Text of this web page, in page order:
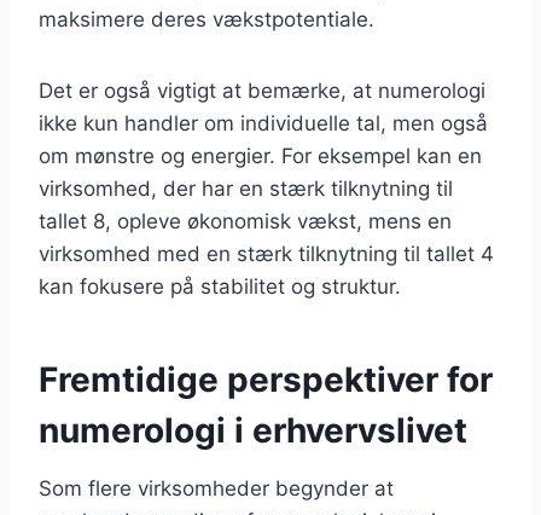
maksimere deres vækstpotentiale.
Det er også vigtigt at bemærke, at numerologi
ikke kun handler om individuelle tal, men også
om mønstre og energier. For eksempel kan en
virksomhed, der har en stærk tilknytning til
tallet 8, opleve økonomisk vækst, mens en
virksomhed med en stærk tilknytning til tallet 4
kan fokusere på stabilitet og struktur.
Fremtidige perspektiver for
numerologi i erhvervslivet
Som flere virksomheder begynder at